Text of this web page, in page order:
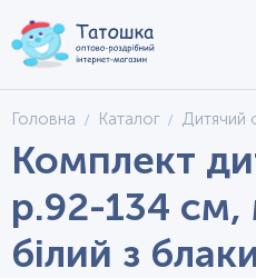
Головна Каталог Дитячий
Комплект
р.92-134 см,
білий з